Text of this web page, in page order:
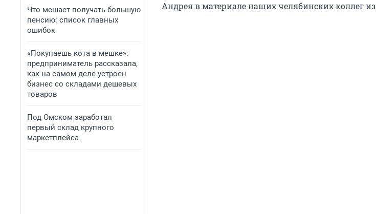
Что мешает получать большую
пенсию: список главных
ошибок
«Покупаешь кота в мешке»:
предприниматель рассказала,
как на самом деле устроен
бизнес со складами дешевых
товаров
Под Омском заработал
первый склад крупного
маркетплейса
Андрея в материале наших челябинских коллег из